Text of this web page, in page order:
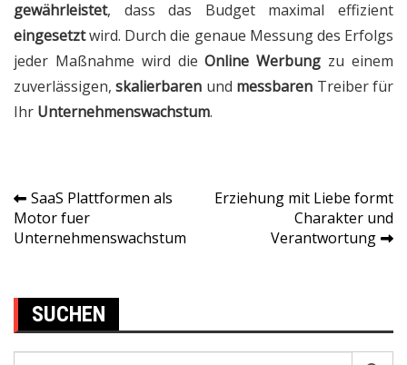
gewährleistet, dass das Budget maximal effizient
eingesetztwird. Durch die genaue Messung des Erfolgs
jeder Maßnahme wird dieOnline Werbung zu einem
zuverlässigen,skalierbaren und messbaren Treiber für
Ihr Unternehmenswachstum.
Post
navigation
SaaS Plattformen als
Motor fuer
Unternehmenswachstum
Erziehung mit Liebe formt
Charakter und
Verantwortung
SUCHEN